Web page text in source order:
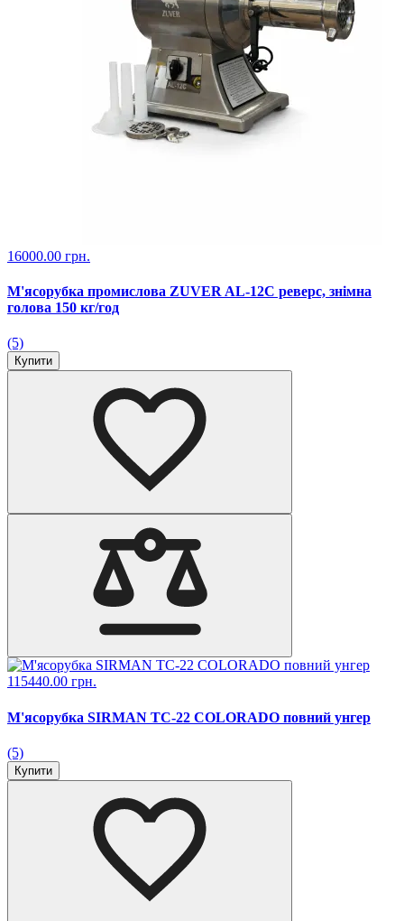
16000.00 грн.
М'ясорубка промислова ZUVER AL-12C реверс, знімна
голова 150 кг/год
(5)
Купити
115440.00 грн.
М'ясорубка SIRMAN TC-22 COLORADO повний унгер
(5)
Купити